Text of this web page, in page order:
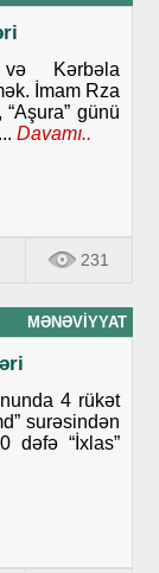
Kərbəla
İmam Rza
günü
Davamı..
231
MƏNƏVIYYAT
4 rükət
surəsindən
dəfə “İxlas”